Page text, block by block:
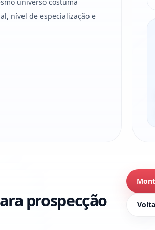
nível de especialização e
prospecção